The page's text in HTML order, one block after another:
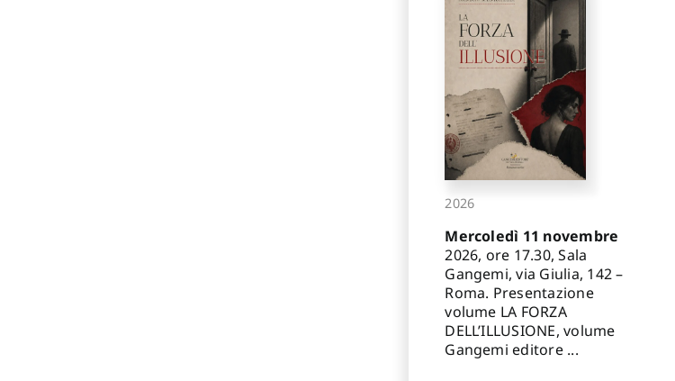
2026
Mercoledì 11 novembre
2026, ore 17.30, Sala
Gangemi, via Giulia, 142 –
Roma. Presentazione
volume LA FORZA
DELL’ILLUSIONE, volume
Gangemi editore ...